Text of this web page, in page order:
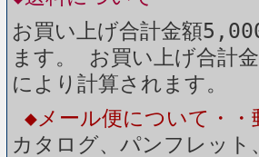
お買い上げ合計金額
ます。 お買い上げ合計
により計算されます。
◆メール便について・・
カタログ、パンフレッ